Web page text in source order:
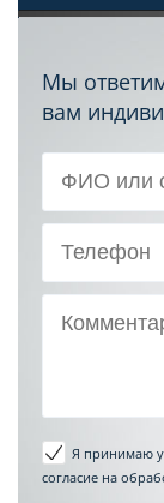
Мы
вам
Я принимаю
согласие на